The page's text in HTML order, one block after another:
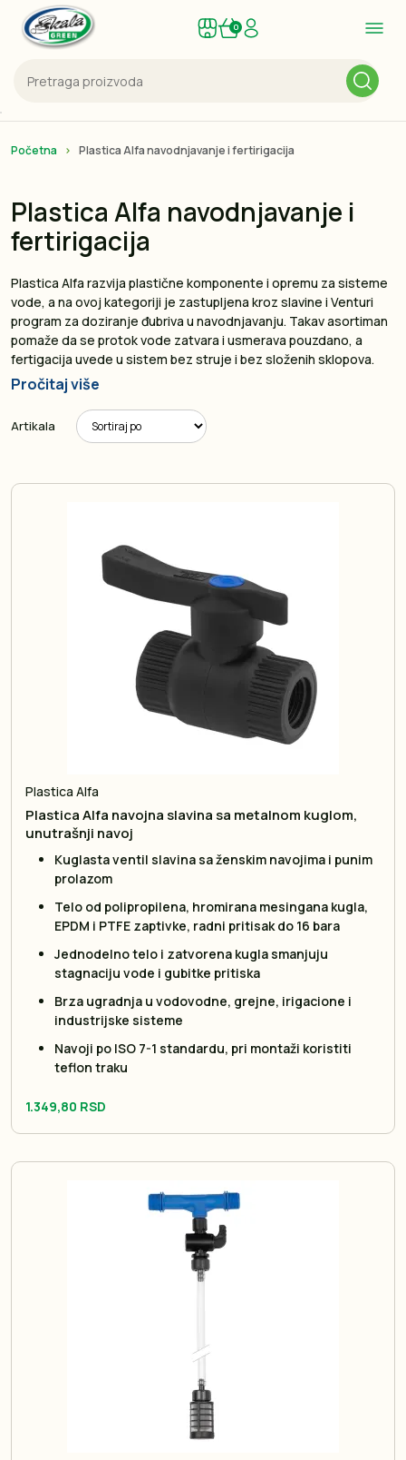
0
Početna Plastica Alfa navodnjavanje i fertirigacija
Plastica Alfa navodnjavanje i
fertirigacija
Plastica Alfa razvija plastične komponente i opremu za sisteme
vode, a na ovoj kategoriji je zastupljena kroz slavine i Venturi
program za doziranje đubriva u navodnjavanju. Takav asortiman
pomaže da se protok vode zatvara i usmerava pouzdano, a
fertigacija uvede u sistem bez struje i bez složenih sklopova.
Pročitaj više
Artikala
Plastica Alfa
Plastica Alfa navojna slavina sa metalnom kuglom,
unutrašnji navoj
Kuglasta ventil slavina sa ženskim navojima i punim
prolazom
Telo od polipropilena, hromirana mesingana kugla,
EPDM i PTFE zaptivke, radni pritisak do 16 bara
Jednodelno telo i zatvorena kugla smanjuju
stagnaciju vode i gubitke pritiska
Brza ugradnja u vodovodne, grejne, irigacione i
industrijske sisteme
Navoji po ISO 7-1 standardu, pri montaži koristiti
teflon traku
1.349,80 RSD